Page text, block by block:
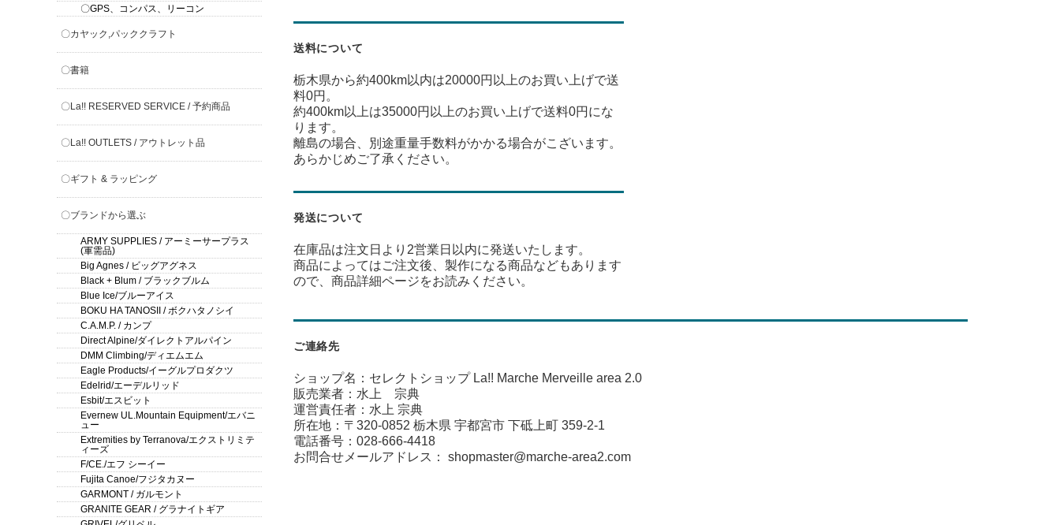
送料について
栃木県から約400km以内は20000円以上のお買い上げで送
料0円。
約400km以上は35000円以上のお買い上げで送料0円にな
ります。
離島の場合、別途重量手数料がかかる場合がこざいます。
あらかじめご了承ください。
発送について
在庫品は注文日より2営業日以内に発送いたします。
商品によってはご注文後、製作になる商品などもあります
ので、商品詳細ページをお読みください。
ご連絡先
ショップ名：セレクトショップ La!! Marche Merveille area 2.0
販売業者：水上 宗典
運営責任者：水上 宗典
所在地：〒320-0852 栃木県 宇都宮市 下砥上町 359-2-1
電話番号： 028-666-4418
お問合せメールアドレス： shopmaster@marche-area2.com
〇GPS、コンパス、リーコン
〇カヤック,パッククラフト
〇書籍
〇La!! RESERVED SERVICE / 予約商品
〇La!! OUTLETS / アウトレット品
〇ギフト & ラッピング
〇ブランドから選ぶ
ARMY SUPPLIES / アーミーサープラス
(軍需品)
Big Agnes / ビッグアグネス
Black + Blum / ブラックブルム
Blue Ice/ブルーアイス
BOKU HA TANOSII / ボクハタノシイ
C.A.M.P. / カンプ
Direct Alpine/ダイレクトアルパイン
DMM Climbing/ディエムエム
Eagle Products/イーグルプロダクツ
Edelrid/エーデルリッド
Esbit/エスビット
Evernew UL.Mountain Equipment/エバニ
ュー
Extremities by Terranova/エクストリミテ
ィーズ
F/CE./エフ シーイー
Fujita Canoe/フジタカヌー
GARMONT / ガルモント
GRANITE GEAR / グラナイトギア